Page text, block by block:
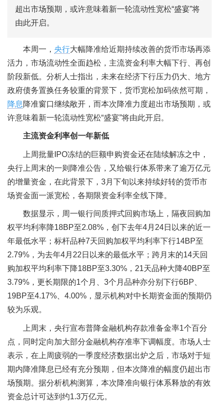
超出市场预期，或许意味着新一轮流动性宽松“盛宴”将
由此开启。
本周一， 央行大幅降准给近期持续改善的货币市场再添
活力，市场流动性全面趋松，主流资金利率大幅下行、再创
阶段新低。分析人士指出，未来在经济下行压力仍大、地方
政府债务置换任务较重的背景下，货币宽松加码依然可期，
降息 降准窗口继续敞开，而本次降准力度超出市场预期，或
许意味着新一轮流动性宽松“盛宴”将由此开启。
主流资金利率创一年新低
上周批量IPO冻结的巨额申购资金还在陆续解冻之中，
央行上周末的一则降准公告，又给银行体系带来了逾万亿元
的增量资金，在此背景下，3月下旬以来持续好转的货币市
场资金面一派宽松，各期限资金利率全线下降。
数据显示，周一银行间质押式回购市场上，隔夜回购加
权平均利率降18BP至2.08%，创下去年4月24日以来的近一
年最低水平；标杆品种7天回购加权平均利率下行14BP至
2.79%，为去年4月22日以来的最低水平；跨月末的14天回
购加权平均利率下降18BP至3.30%，21天品种大降40BP至
3.79%，更长期限的1个月、3个月品种亦分别下行6BP、
19BP至4.17%、4.00%，显示机构对中长期资金面的预期仍
较为乐观。
上周末，央行宣布普降金融机构存款准备金率1个百分
点，同时定向加大部分金融机构存准率下调幅度。市场人士
表示，在上周疲弱的一季度经济数据出炉之后，市场对于短
期内降准降息已经有充分预期，但本次降准的幅度仍超出市
场预期。据分析机构测算，本次降准向银行体系释放的有效
资金总计可达到约1.3万亿元。